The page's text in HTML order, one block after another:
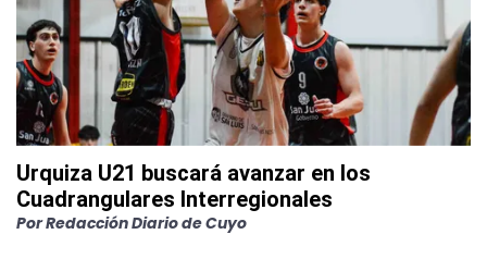
Urquiza U21 buscará avanzar en los
Cuadrangulares Interregionales
PorRedacción Diario de Cuyo